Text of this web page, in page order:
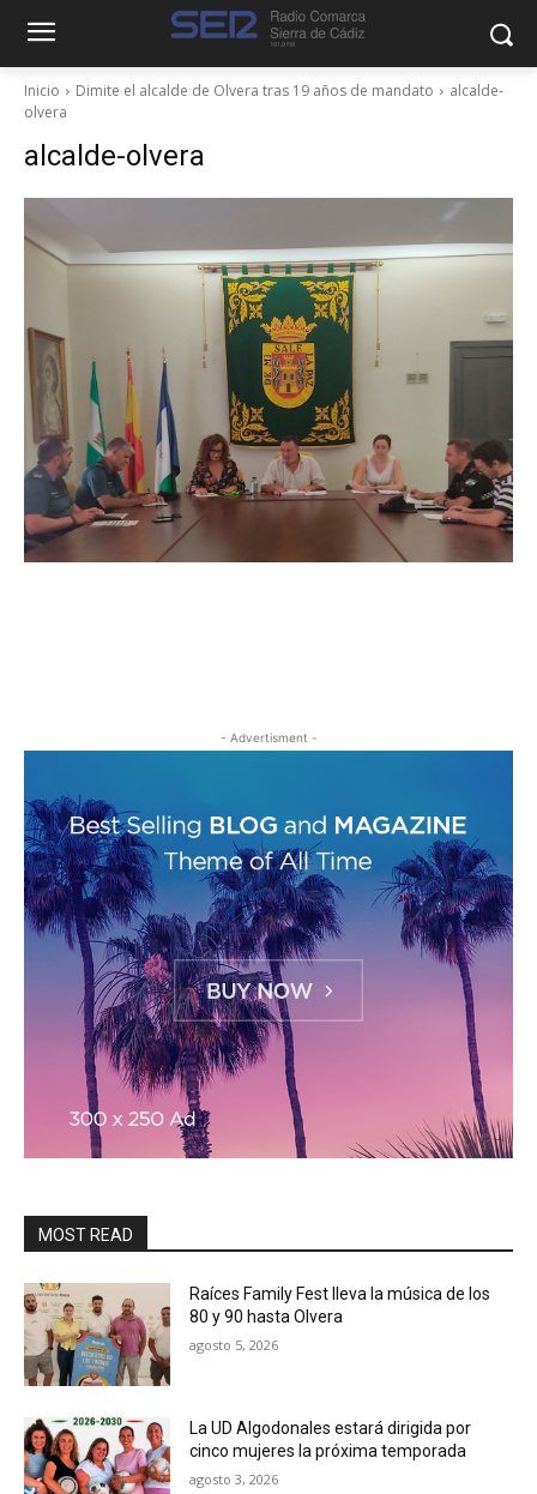
Inicio Dimite el alcalde de Olvera tras 19 años de mandato
alcalde-
olvera
alcalde-olvera
- Advertisment -
MOST READ
Raíces Family Fest lleva la música de los
80 y 90 hasta Olvera
agosto 5, 2026
La UD Algodonales estará dirigida por
cinco mujeres la próxima temporada
agosto 3, 2026